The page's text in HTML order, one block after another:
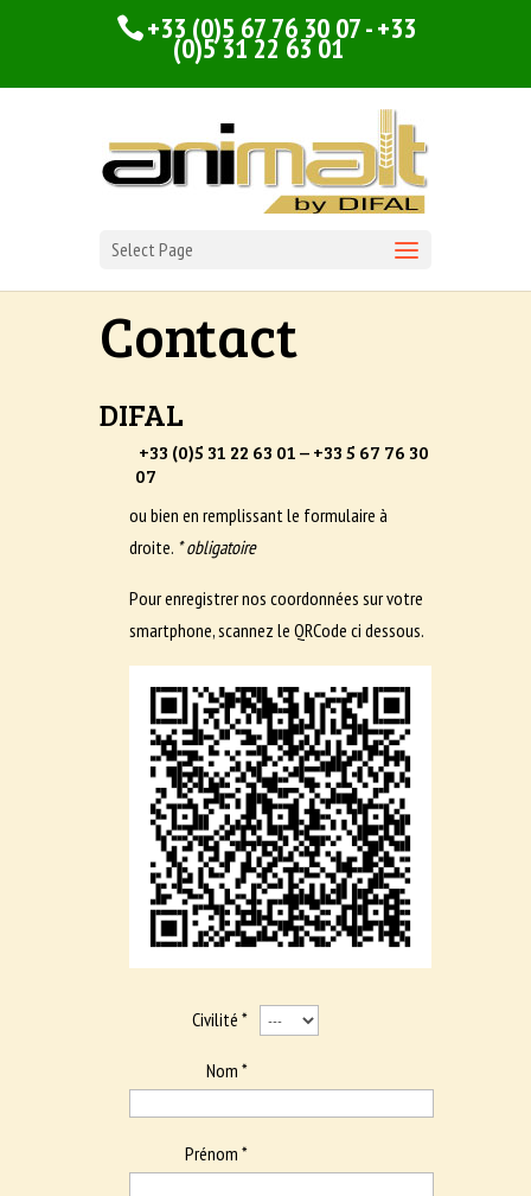
+33 (0)5 67 76 30 07 - +33
(0)5 31 22 63 01
Select Page
Contact
DIFAL
+33 (0)5 31 22 63 01 – +33 5 67 76 30
07
ou bien en remplissant le formulaire à
droite. * obligatoire
Pour enregistrer nos coordonnées sur votre
smartphone, scannez le QRCode ci dessous.
Civilité *
Nom *
Prénom *